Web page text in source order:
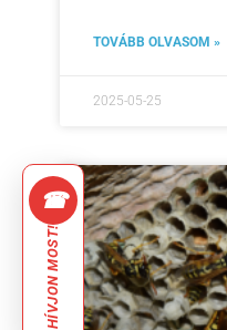
☎
HÍVJON MOST!
TOVÁBB OLVASOM »
2025-05-25